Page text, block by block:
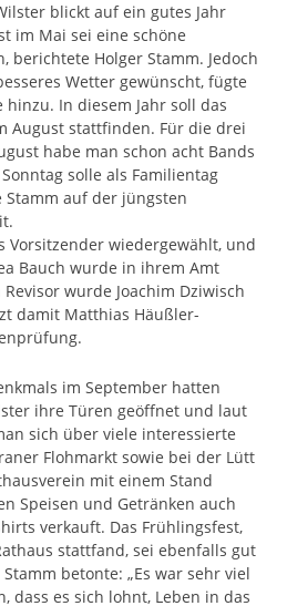
blickt auf ein gutes Jahr
im Mai sei eine schöne
berichtete Holger Stamm. Jedoch
Wetter gewünscht, fügte
In diesem Jahr soll das
August stattfinden. Für die drei
habe man schon acht Bands
solle als Familientag
auf der jüngsten
Vorsitzender wiedergewählt, und
Bauch wurde in ihrem Amt
wurde Joachim Dziwisch
damit Matthias Häußler-
im September hatten
ihre Türen geöffnet und laut
sich über viele interessierte
Flohmarkt sowie bei der Lütt
mit einem Stand
Speisen und Getränken auch
verkauft. Das Frühlingsfest,
stattfand, sei ebenfalls gut
betonte: „Es war sehr viel
dass es sich lohnt, Leben in das